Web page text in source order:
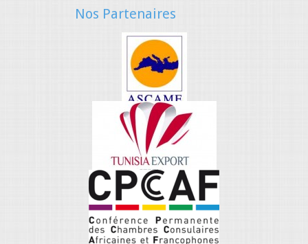
Nos Partenaires